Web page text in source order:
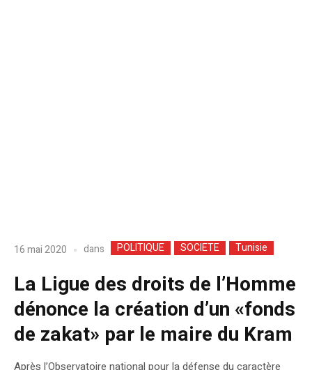
16 mai 2020 dans POLITIQUE SOCIETE Tunisie
La Ligue des droits de l’Homme
dénonce la création d’un «fonds
de zakat» par le maire du Kram
Après l’Observatoire national pour la défense du caractère